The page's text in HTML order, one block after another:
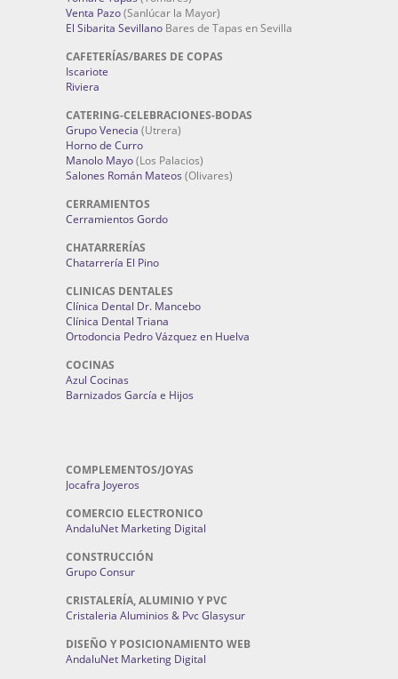
Venta Pazo(Sanlúcar la Mayor)
El Sibarita Sevillano Bares de Tapas en Sevilla
CAFETERÍAS/BARES DE COPAS
Iscariote
Riviera
CATERING-CELEBRACIONES-BODAS
Grupo Venecia (Utrera)
Horno de Curro
Manolo Mayo(Los Palacios)
Salones Román Mateos (Olivares)
CERRAMIENTOS
Cerramientos Gordo
CHATARRERÍAS
Chatarrería El Pino
CLINICAS DENTALES
Clínica Dental Dr. Mancebo
Clínica Dental Triana
Ortodoncia Pedro Vázquez en Huelva
COCINAS
Azul Cocinas
Barnizados García e Hijos
COMPLEMENTOS/JOYAS
Jocafra Joyeros
COMERCIO ELECTRONICO
AndaluNet Marketing Digital
CONSTRUCCIÓN
Grupo Consur
CRISTALERÍA, ALUMINIO Y PVC
Cristaleria Aluminios & Pvc Glasysur
DISEÑO Y POSICIONAMIENTO WEB
AndaluNet Marketing Digital